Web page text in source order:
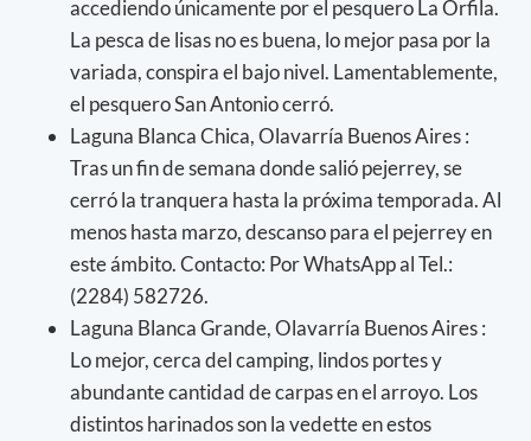
accediendo únicamente por el pesquero La Orfila.
La pesca de lisas no es buena, lo mejor pasa por la
variada, conspira el bajo nivel. Lamentablemente,
el pesquero San Antonio cerró.
Laguna Blanca Chica, Olavarría Buenos Aires :
Tras un fin de semana donde salió pejerrey, se
cerró la tranquera hasta la próxima temporada. Al
menos hasta marzo, descanso para el pejerrey en
este ámbito. Contacto: Por WhatsApp al Tel.:
(2284) 582726.
Laguna Blanca Grande, Olavarría Buenos Aires :
Lo mejor, cerca del camping, lindos portes y
abundante cantidad de carpas en el arroyo. Los
distintos harinados son la vedette en estos